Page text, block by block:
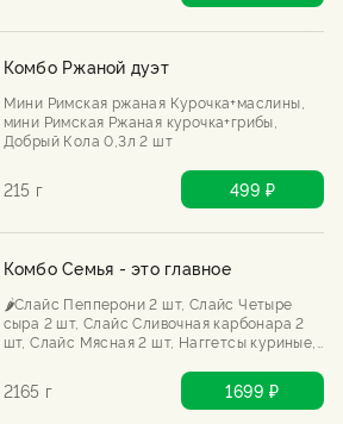
Комбо Ржаной дуэт
Мини Римская ржаная Курочка+маслины,
мини Римская Ржаная курочка+грибы,
Добрый Кола 0,3л 2 шт
215 г 499 ₽
Комбо Семья - это главное
🌶️Слайс Пепперони 2 шт, Слайс Четыре
сыра 2 шт, Слайс Сливочная карбонара 2
шт, Слайс Мясная 2 шт, Наггетсы куриные,
стандарт, Соусы сырный 2 шт, кетчуп,
Добрый Кола 1л
2165 г 1699 ₽